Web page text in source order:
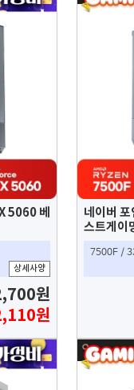
5060 베
상세사양
원
원
네이버
스트게이
7500F /